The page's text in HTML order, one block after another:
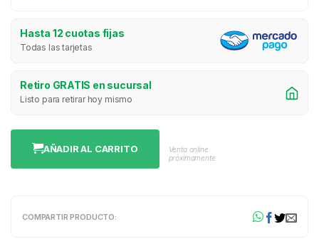
Hasta 12 cuotas fijas
Todas las tarjetas
Retiro GRATIS en sucursal
Listo para retirar hoy mismo
AÑADIR AL CARRITO
Venta online
próximamente
COMPARTIR PRODUCTO: